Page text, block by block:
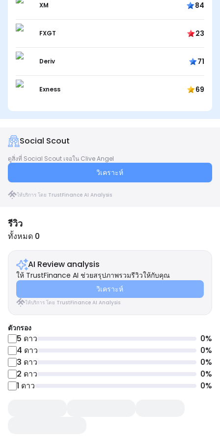
XM 84
FXGT 23
Deriv 71
Exness 69
Social Scout
ดูสิ่งที่ Social Scout เจอใน Clive Angel
วิเคราะห์
ให้บริการ โดย TrustFinance AI Analysis
รีวิว
ทั้งหมด 0
AI Review analysis
ให้ TrustFinance AI ช่วยสรุปภาพรวมรีวิวให้กับคุณ
วิเคราะห์
ให้บริการ โดย TrustFinance AI Analysis
ตัวกรอง
5 ดาว 0%
4 ดาว 0%
3 ดาว 0%
2 ดาว 0%
1 ดาว 0%